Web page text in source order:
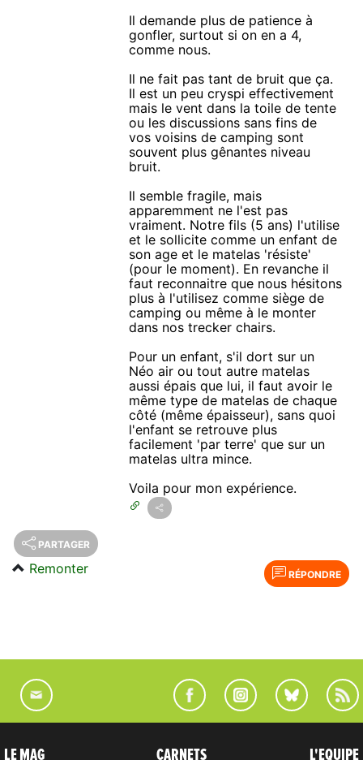
Il demande plus de patience à
gonfler, surtout si on en a 4,
comme nous.
Il ne fait pas tant de bruit que ça.
Il est un peu cryspi effectivement
mais le vent dans la toile de tente
ou les discussions sans fins de
vos voisins de camping sont
souvent plus gênantes niveau
bruit.
Il semble fragile, mais
apparemment ne l'est pas
vraiment. Notre fils (5 ans) l'utilise
et le sollicite comme un enfant de
son age et le matelas 'résiste'
(pour le moment). En revanche il
faut reconnaitre que nous hésitons
plus à l'utilisez comme siège de
camping ou même à le monter
dans nos trecker chairs.
Pour un enfant, s'il dort sur un
Néo air ou tout autre matelas
aussi épais que lui, il faut avoir le
même type de matelas de chaque
côté (même épaisseur), sans quoi
l'enfant se retrouve plus
facilement 'par terre' que sur un
matelas ultra mince.
Voila pour mon expérience.
PARTAGER
RÉPONDRE
Remonter
LE MAG CARNETS L'EQUIPE